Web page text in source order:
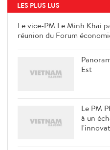
LES PLUS LUS
Le vice-PM Le Minh Khai
réunion du Forum
Est
Le PM
à un